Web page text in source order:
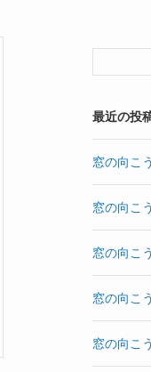
最近の投
窓の向こ
窓の向こ
窓の向こ
窓の向こ
窓の向こ